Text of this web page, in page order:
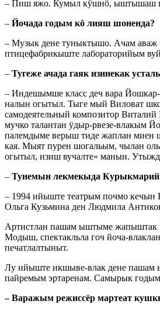
– Пиш яжо. Кумыл кӱшнӧ, ыштышаш
– Йочада годым кӧ лияш шоненда?
– Музык дене туныктышо. Ачам аваж
птицефабрикыште лабораторийым
– Тугеже ачада гаяк изинекак
– Индешымше класс деч вара
налын огытыл. Тыге мый Виловат
самодеятельный композитор
мучко талантан ӱдыр-рвезе-влакым
палемдыме верыш тиде жаплан миен
кая. Мыят пурен шогальым, чылан
огытыл, изиш вучалте» манын.
– Тунемын лекмекыда
– 1994 ийыште театрым почмо
Ольга Кузьмина ден Людмила
Артистлан пашам ыштыме жапыштак
Модыш, спектакльла гоч йоча-
печатлалтыныт.
Лу ийыште икшыве-влак дене
пайремым эртаренам. Самырык
– Варажым режиссёр мартеат